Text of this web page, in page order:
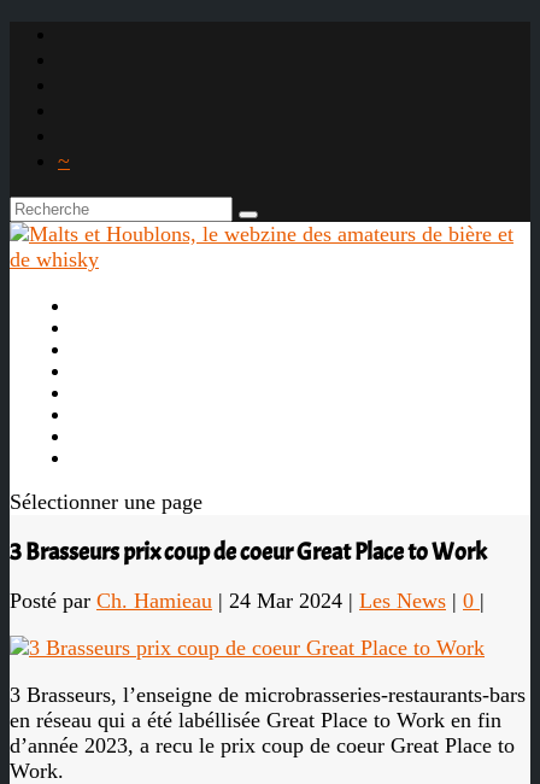
~
Sélectionner une page
3 Brasseurs prix coup de coeur Great Place to Work
Posté par Ch. Hamieau | 24 Mar 2024 | Les News | 0 |
3 Brasseurs, l’enseigne de microbrasseries-restaurants-bars
en réseau qui a été labéllisée Great Place to Work en fin
d’année 2023, a recu le prix coup de coeur Great Place to
Work.